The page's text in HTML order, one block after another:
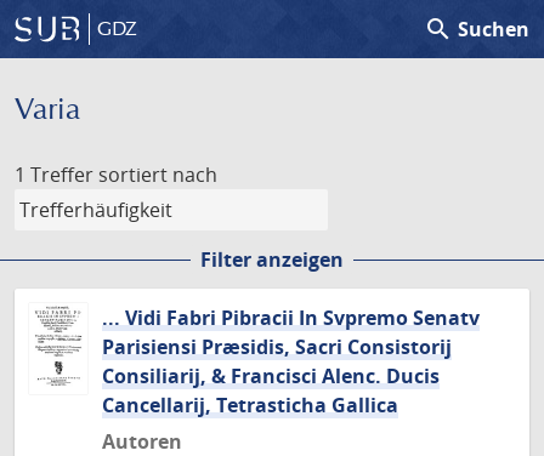
GDZ search Suchen
Varia
1 Treffer sortiert nach
Filter anzeigen
... Vidi Fabri Pibracii In Svpremo Senatv
Parisiensi Præsidis, Sacri Consistorij
Consiliarij, & Francisci Alenc. Ducis
Cancellarij, Tetrasticha Gallica
Autoren